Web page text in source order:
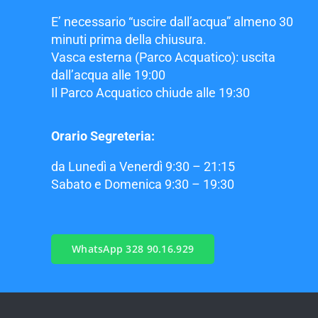
E’ necessario “uscire dall’acqua” almeno 30
minuti prima della chiusura.
Vasca esterna (Parco Acquatico): uscita
dall’acqua alle 19:00
Il Parco Acquatico chiude alle 19:30
Orario Segreteria:
da Lunedì a Venerdì 9:30 – 21:15
Sabato e Domenica 9:30 – 19:30
WhatsApp 328 90.16.929